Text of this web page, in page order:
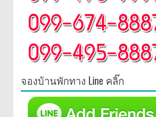
จองบ้านพักทาง Line คลิ๊ก